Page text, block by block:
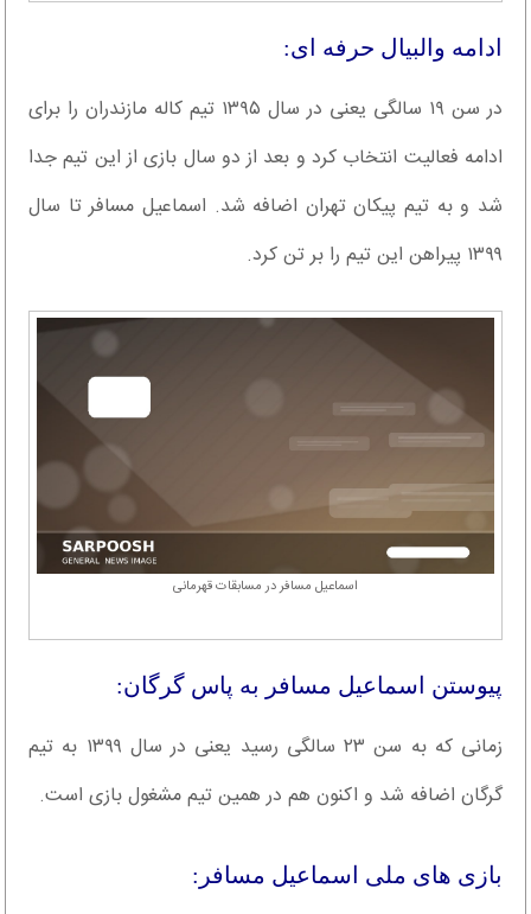
ادامه والبیال حرفه ای:
در سن ۱۹ سالگی یعنی در سال ۱۳۹۵ تیم کاله مازندران را برای
ادامه فعالیت انتخاب کرد و بعد از دو سال بازی از این تیم جدا
شد و به تیم پیکان تهران اضافه شد. اسماعیل مسافر تا سال
۱۳۹۹ پیراهن این تیم را بر تن کرد.
اسماعیل مسافر در مسابقات قهرمانی
پیوستن اسماعیل مسافر به پاس گرگان:
زمانی که به سن ۲۳ سالگی رسید یعنی در سال ۱۳۹۹ به تیم
گرگان اضافه شد و اکنون هم در همین تیم مشغول بازی است.
بازی های ملی اسماعیل مسافر: